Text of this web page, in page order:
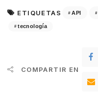
ETIQUETAS API
tecnología
COMPARTIR EN